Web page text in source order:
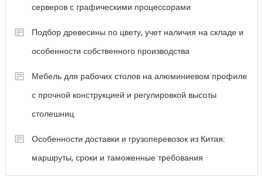
серверов с графическими процессорами
Подбор древесины по цвету, учет наличия на складе и
особенности собственного производства
Мебель для рабочих столов на алюминиевом профиле
с прочной конструкцией и регулировкой высоты
столешниц
Особенности доставки и грузоперевозок из Китая:
маршруты, сроки и таможенные требования